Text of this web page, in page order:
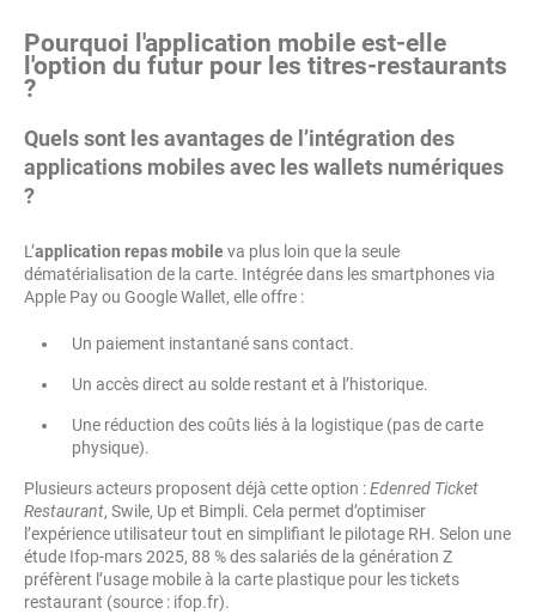
Pourquoi l'application mobile est-elle
l'option du futur pour les titres-restaurants
?
Quels sont les avantages de l’intégration des
applications mobiles avec les wallets numériques
?
L’application repas mobileva plus loin que la seule
dématérialisation de la carte. Intégrée dans les smartphones via
Apple Pay ou Google Wallet, elle offre :
Un paiement instantané sans contact.
Un accès direct au solde restant et à l’historique.
Une réduction des coûts liés à la logistique (pas de carte
physique).
Plusieurs acteurs proposent déjà cette option :Edenred Ticket
Restaurant, Swile, Up et Bimpli. Cela permet d’optimiser
l’expérience utilisateur tout en simplifiant le pilotage RH. Selon une
étude Ifop-mars 2025, 88 % des salariés de la génération Z
préfèrent l’usage mobile à la carte plastique pour les tickets
restaurant (source : ifop.fr).